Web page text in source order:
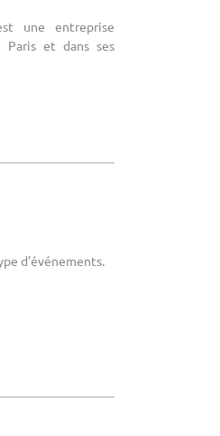
une entreprise
Paris et dans ses
d'événements.